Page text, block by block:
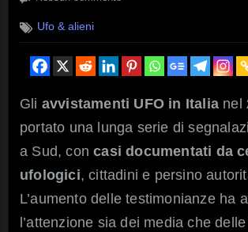
in
Italia:
mappa
delle
regioni
hotspot
del
Ufo & alieni
Gli avvistamenti UFO in Italia nel
portato una lunga serie di
a Sud, concasi documentati da
ufologici, cittadini e persino
L’aumento delle testimonianze ha
l’attenzione sia dei media che